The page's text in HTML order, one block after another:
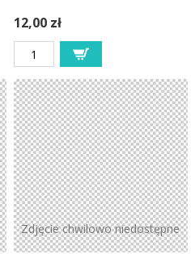
12,00 zł
Zdjęcie chwilowo niedostępne